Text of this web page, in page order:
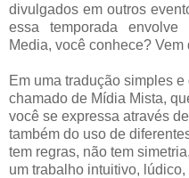
divulgados em outros
essa temporada envolve
Media, você conhece? Vem
Em uma tradução simples
chamado de Mídia Mista,
você se expressa através
também do uso de
tem regras, não tem
um trabalho intuitivo,